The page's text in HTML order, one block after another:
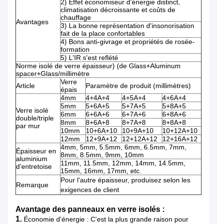
Avantages
2) Effet économiseur d'énergie distinct,
climatisation décroissante et coûts de
chauffage
3) La bonne représentation d'insonorisation
fait de la place confortables
4) Bons anti-givrage et propriétés de rosée-
formation
5) L'IR s'est reflété
Norme isolé de verre épaisseur) (de Glass+Aluminum
spacer+Glass/millimètre
Article
Verre
épais
Paramètre de produit (millimètres)
Verre isolé
double/triple
par mur
4mm 4+4A+4 4+5A+4
4+6A+4
5mm
5+6A+5 5+7A+5
5+8A+5
6mm
6+6A+6 6+7A+6
6+8A+6
8mm
8+6A+8 8+7A+8
8+8A+8
10mm
10+6A+10 10+9A+10
10+12A+10
12mm
12+9A+12 12+12A+12
12+16A+12
Épaisseur en
aluminium
d'entretoise
4mm, 5mm, 5.5mm, 6mm, 6.5mm, 7mm,
8mm, 8.5mm, 9mm, 10mm
11mm, 11.5mm, 12mm, 14mm, 14.5mm,
15mm, 16mm, 17mm, etc.
Remarque
Pour l'autre épaisseur, produisez selon les
exigences de client
Avantage des panneaux en verre isolés :
1. Économie d'énergie : C'est la plus grande raison pour